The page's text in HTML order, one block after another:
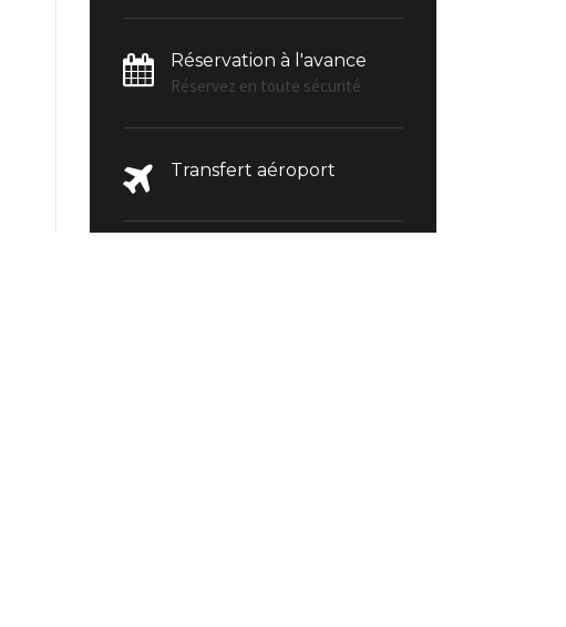
Réservation à l'avance
Réservez en toute sécurité
Transfert aéroport